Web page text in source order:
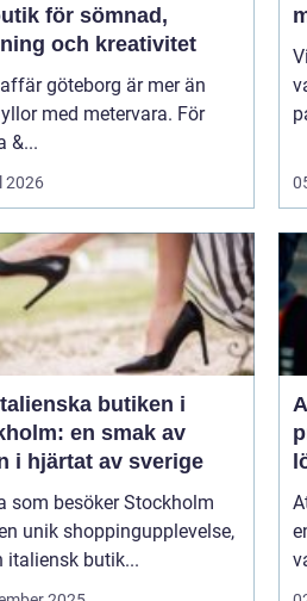
för sömnad,
och kreativitet
göteborg är mer än
med metervara. För
&...
2026
butiken i
en smak av
i hjärtat av sverige
som besöker Stockholm
unik shoppingupplevelse,
italiensk butik...